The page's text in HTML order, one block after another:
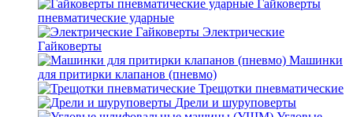
Гайковерты
пневматические ударные
Электрические
Гайковерты
Машинки
для притирки клапанов (пневмо)
Трещотки пневматические
Дрели и шуруповерты